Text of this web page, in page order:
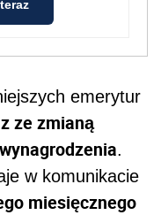
emerytur
ze zmianą
.
w komunikacie
miesięcznego